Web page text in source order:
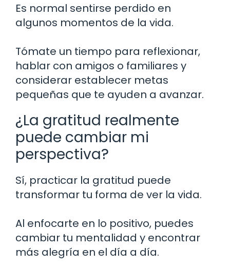
Es normal sentirse perdido en
algunos momentos de la vida.
Tómate un tiempo para reflexionar,
hablar con amigos o familiares y
considerar establecer metas
pequeñas que te ayuden a avanzar.
¿La gratitud realmente
puede cambiar mi
perspectiva?
Sí, practicar la gratitud puede
transformar tu forma de ver la vida.
Al enfocarte en lo positivo, puedes
cambiar tu mentalidad y encontrar
más alegría en el día a día.